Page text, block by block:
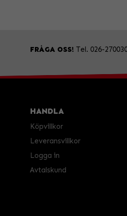
FRÅGA OSS! Tel. 026-
HANDLA
Köpvillkor
Leveransvillkor
Logga in
Avtalskund